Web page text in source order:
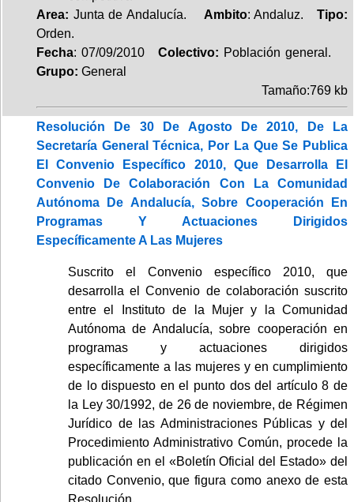
Area: Junta de Andalucía. Ambito: Andaluz.Tipo:
Orden.
Fecha: 07/09/2010Colectivo: Población general.
Grupo: General
Tamaño:769 kb
Resolución De 30 De Agosto De 2010, De La
Secretaría General Técnica, Por La Que Se Publica
El Convenio Específico 2010, Que Desarrolla El
Convenio De Colaboración Con La Comunidad
Autónoma De Andalucía, Sobre Cooperación En
Programas Y Actuaciones Dirigidos
Específicamente A Las Mujeres
Suscrito el Convenio específico 2010, que
desarrolla el Convenio de colaboración suscrito
entre el Instituto de la Mujer y la Comunidad
Autónoma de Andalucía, sobre cooperación en
programas y actuaciones dirigidos
específicamente a las mujeres y en cumplimiento
de lo dispuesto en el punto dos del artículo 8 de
la Ley 30/1992, de 26 de noviembre, de Régimen
Jurídico de las Administraciones Públicas y del
Procedimiento Administrativo Común, procede la
publicación en el «Boletín Oficial del Estado» del
citado Convenio, que figura como anexo de esta
Resolución.